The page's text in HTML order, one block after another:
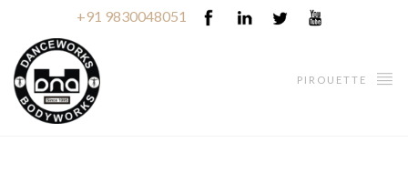
+91 9830048051
PIROUETTE